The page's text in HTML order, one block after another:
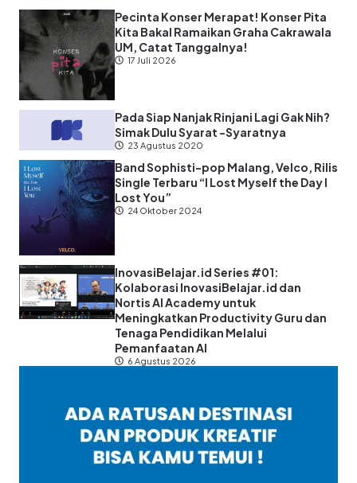
Pecinta Konser Merapat! Konser Pita
Kita Bakal Ramaikan Graha Cakrawala
UM, Catat Tanggalnya!
17 Juli 2026
Pada Siap Nanjak Rinjani Lagi Gak Nih?
Simak Dulu Syarat -Syaratnya
23 Agustus 2020
Band Sophisti-pop Malang, Velco, Rilis
Single Terbaru “I Lost Myself the Day I
Lost You”
24 Oktober 2024
InovasiBelajar.id Series #01:
Kolaborasi InovasiBelajar.id dan
Nortis AI Academy untuk
Meningkatkan Productivity Guru dan
Tenaga Pendidikan Melalui
Pemanfaatan AI
6 Agustus 2026